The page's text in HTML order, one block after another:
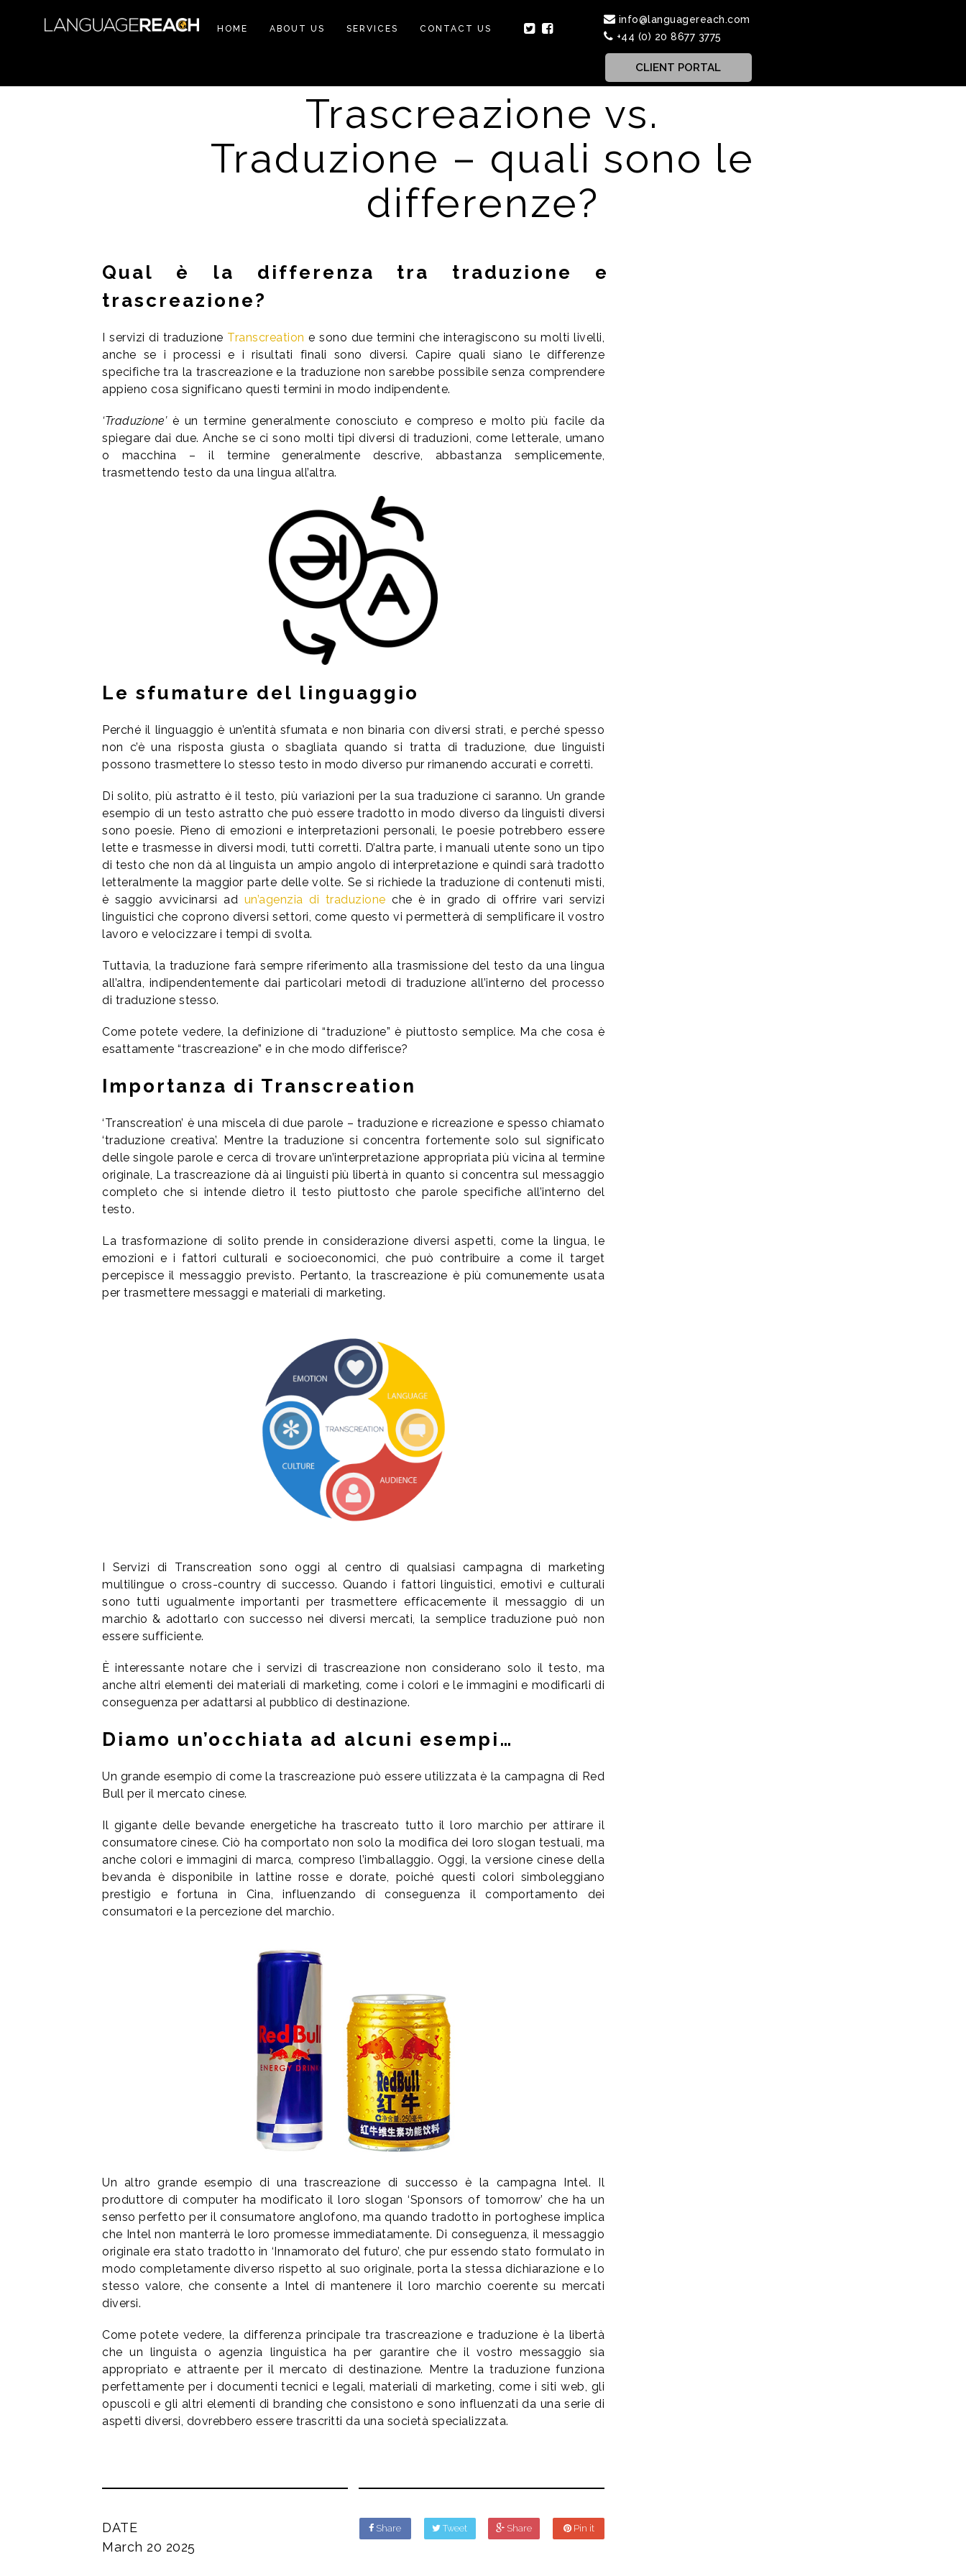
HOME ABOUT US SERVICES CONTACT US
info@languagereach.com
+44 (0) 20 8677 3775
CLIENT PORTAL
Trascreazione vs.
Traduzione – quali sono le
differenze?
Qual è la differenza tra traduzione e
trascreazione?
I servizi di traduzione Transcreation esono due termini che interagiscono su molti livelli,
anche se i processi e i risultati finali sono diversi. Capire quali siano le differenze
specifiche tra la trascreazione e la traduzione non sarebbe possibile senza comprendere
appieno cosa significano questi termini in modo indipendente.
‘Traduzione’è un termine generalmente conosciuto e compreso e molto più facile da
spiegare dai due. Anche se ci sono molti tipi diversi di traduzioni, come letterale, umano
o macchina – il termine generalmente descrive, abbastanza semplicemente,
trasmettendo testo da una lingua all’altra.
Le sfumature del linguaggio
Perché il linguaggioè un’entità sfumata e non binaria con diversi strati, e perché spesso
non c’è una risposta giusta o sbagliata quando si tratta di traduzione, due linguisti
possono trasmettere lo stesso testo in modo diverso pur rimanendo accurati e corretti.
Di solito, più astratto è il testo, più variazioni per la sua traduzione ci saranno. Un grande
esempio di un testo astratto che può essere tradotto in modo diverso da linguisti diversi
sono poesie. Pieno di emozioni e interpretazioni personali, le poesie potrebbero essere
lette e trasmesse in diversi modi, tutti corretti. D’altra parte, i manuali utente sono un tipo
di testo che non dà al linguista un ampio angolo di interpretazione e quindi sarà tradotto
letteralmente la maggior parte delle volte. Se si richiede la traduzione di contenuti misti,
è saggio avvicinarsi ad un’agenzia di traduzione che è in grado di offrire vari servizi
linguistici che coprono diversi settori, come questo vi permetterà di semplificare il vostro
lavoro e velocizzare i tempi di svolta.
Tuttavia, la traduzione farà sempre riferimento alla trasmissione del testo da una lingua
all’altra, indipendentemente dai particolari metodi di traduzione all’interno del processo
di traduzione stesso.
Come potete vedere, la definizione di “traduzione” è piuttosto semplice. Ma che cosa è
esattamente “trascreazione” e in che modo differisce?
Importanza di Transcreation
‘Transcreation’ è una miscela di due parole – traduzione e ricreazione e spesso chiamato
‘traduzione creativa’. Mentre la traduzione si concentra fortemente solo sul significato
delle singole parole e cerca di trovare un’interpretazione appropriata più vicina al termine
originale, La trascreazione dà ai linguisti più libertà in quanto si concentra sul messaggio
completo che si intende dietro il testo piuttosto che parole specifiche all’interno del
testo.
La trasformazione di solito prende in considerazione diversi aspetti, come la lingua, le
emozioni e i fattori culturali e socioeconomici, che può contribuire a come il target
percepisce il messaggio previsto. Pertanto, la trascreazione è più comunemente usata
per trasmettere messaggi e materiali di marketing.
I Servizi di Transcreation sono oggi al centro di qualsiasi campagna di marketing
multilingue o cross-country di successo. Quando i fattori linguistici, emotivi e culturali
sono tutti ugualmente importanti per trasmettere efficacemente il messaggio di un
marchio & adottarlo con successo nei diversi mercati, la semplice traduzione può non
essere sufficiente.
È interessante notare che i servizi di trascreazione non considerano solo il testo, ma
anche altri elementi dei materiali di marketing, come i colori e le immagini e modificarli di
conseguenza per adattarsi al pubblico di destinazione.
Diamo un’occhiata ad alcuni esempi…
Un grande esempio di come la trascreazione può essere utilizzata è la campagna di Red
Bull per il mercato cinese.
Il gigante delle bevande energetiche ha trascreato tutto il loro marchio per attirare il
consumatore cinese. Ciò ha comportato non solo la modifica dei loro slogan testuali, ma
anche colori e immagini di marca, compreso l’imballaggio. Oggi, la versione cinese della
bevanda è disponibile in lattine rosse e dorate, poiché questi colori simboleggiano
prestigio e fortuna in Cina, influenzando di conseguenza il comportamento dei
consumatori e la percezione del marchio.
Un altro grande esempio di una trascreazione di successo è la campagna Intel. Il
produttore di computer ha modificato il loro slogan ‘Sponsors of tomorrow’ che ha un
senso perfetto per il consumatore anglofono, ma quando tradotto in portoghese implica
che Intel non manterrà le loro promesse immediatamente. Di conseguenza, il messaggio
originale era stato tradotto in ‘Innamorato del futuro’, che pur essendo stato formulato in
modo completamente diverso rispetto al suo originale, porta la stessa dichiarazione e lo
stesso valore, che consente a Intel di mantenere il loro marchio coerente su mercati
diversi.
Come potete vedere, la differenza principale tra trascreazione e traduzione è la libertà
che un linguista o agenzia linguistica ha per garantire che il vostro messaggio sia
appropriato e attraente per il mercato di destinazione. Mentre la traduzione funziona
perfettamente per i documenti tecnici e legali, materiali di marketing, come i siti web, gli
opuscoli e gli altri elementi di branding che consistono e sono influenzati da una serie di
aspetti diversi, dovrebbero essere trascritti da una società specializzata.
DATE
March 20 2025
Share Tweet Share Pin it